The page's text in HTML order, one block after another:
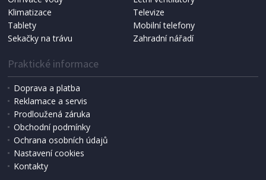
189 Kč
Klimatizace
Televize
Tablety
Mobilní telefony
Sekačky na trávu
Zahradní nářadí
Praktické informace
Doprava a platba
Reklamace a servis
Prodloužená záruka
Obchodní podmínky
Ochrana osobních údajů
Nastavení cookies
Kontakty